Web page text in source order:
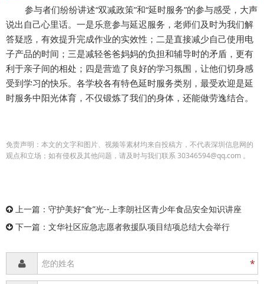
参与者们纷纷讲述“双减政策”和“延时服务”的参与感受，大声
说出自己心里话。一是乐意参与延迟服务，老师们及时为我们解
答疑惑，有效提升完成作业的实效性；二是直接减少自己使用电
子产品的时间；三是减轻爸爸妈妈的负担和辅导时的矛盾，更有
利于亲子间的相处；四是营造了良好的学习氛围，让他们切身感
受到学习的快乐。各学校各有特色延时服务类别，最受欢迎是延
时服务中阳光体育，不仅锻炼了我们的身体，还能做劳逸结合。
免责声明：本文的文字和图片、视频等素材均来自投稿方，不代表深圳信息网的
观点和立场；如有侵权及其他问题，请及时与我们联系 30346594@qq.com 。
上一篇： 守护美好“食”光--上李朗社区青少年食品安全知识讲座
下一篇： 文华社区应急志愿者救援队项目结项总结大会举行
*